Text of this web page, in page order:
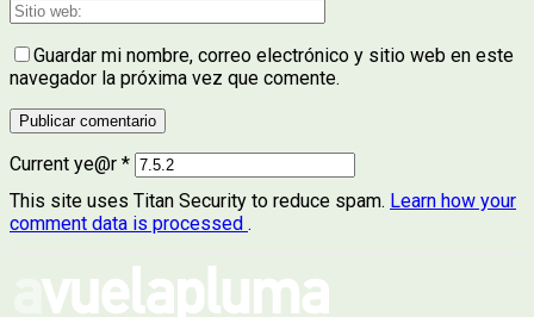
Guardar mi nombre, correo electrónico y sitio web en este
navegador la próxima vez que comente.
Current ye@r *
This site uses Titan Security to reduce spam. Learn how your
comment data is processed .